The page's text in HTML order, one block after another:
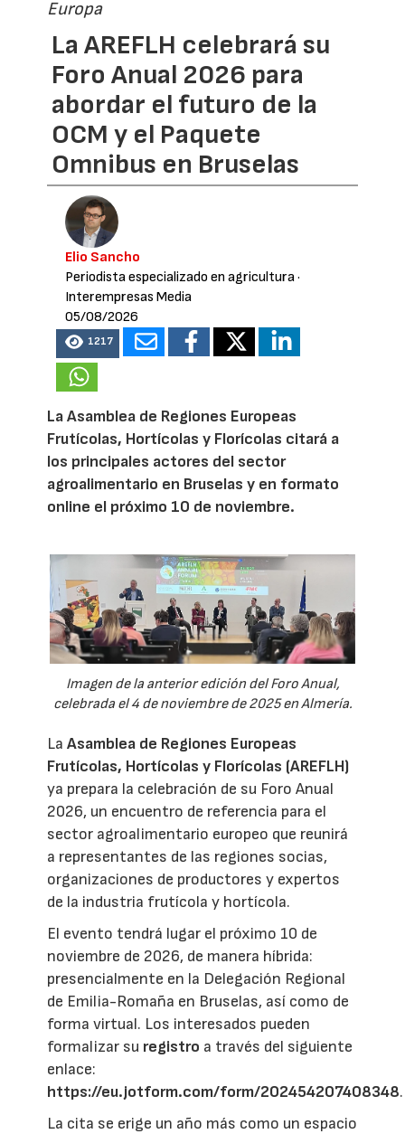
Europa
La AREFLH celebrará su
Foro Anual 2026 para
abordar el futuro de la
OCM y el Paquete
Omnibus en Bruselas
Elio Sancho
Periodista especializado en agricultura·
Interempresas Media
05/08/2026
1217
La Asamblea de Regiones Europeas
Frutícolas, Hortícolas y Florícolas citará a
los principales actores del sector
agroalimentario en Bruselas y en formato
online el próximo 10 de noviembre.
Imagen de la anterior edición del Foro Anual,
celebrada el 4 de noviembre de 2025 en Almería.
LaAsamblea de Regiones Europeas
Frutícolas, Hortícolas y Florícolas (AREFLH)
ya prepara la celebración de su Foro Anual
2026, un encuentro de referencia para el
sector agroalimentario europeo que reunirá
a representantes de las regiones socias,
organizaciones de productores y expertos
de la industria frutícola y hortícola.
El evento tendrá lugar el próximo 10 de
noviembre de 2026, de manera híbrida:
presencialmente en la Delegación Regional
de Emilia-Romaña en Bruselas, así como de
forma virtual. Los interesados pueden
formalizar su registro a través del siguiente
enlace:
https://eu.jotform.com/form/202454207408348.
La cita se erige un año más como un espacio